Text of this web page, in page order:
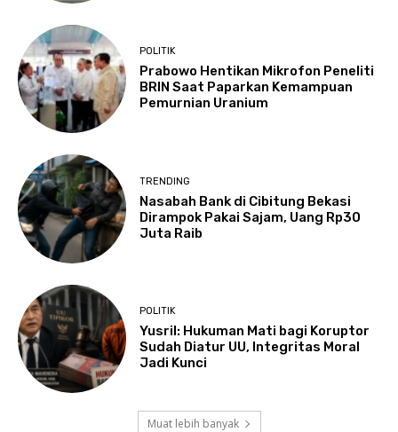
POLITIK
Prabowo Hentikan Mikrofon Peneliti
BRIN Saat Paparkan Kemampuan
Pemurnian Uranium
TRENDING
Nasabah Bank di Cibitung Bekasi
Dirampok Pakai Sajam, Uang Rp30
Juta Raib
POLITIK
Yusril: Hukuman Mati bagi Koruptor
Sudah Diatur UU, Integritas Moral
Jadi Kunci
Muat lebih banyak